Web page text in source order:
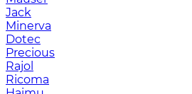
Jack
Minerva
Dotec
Precious
Rajol
Ricoma